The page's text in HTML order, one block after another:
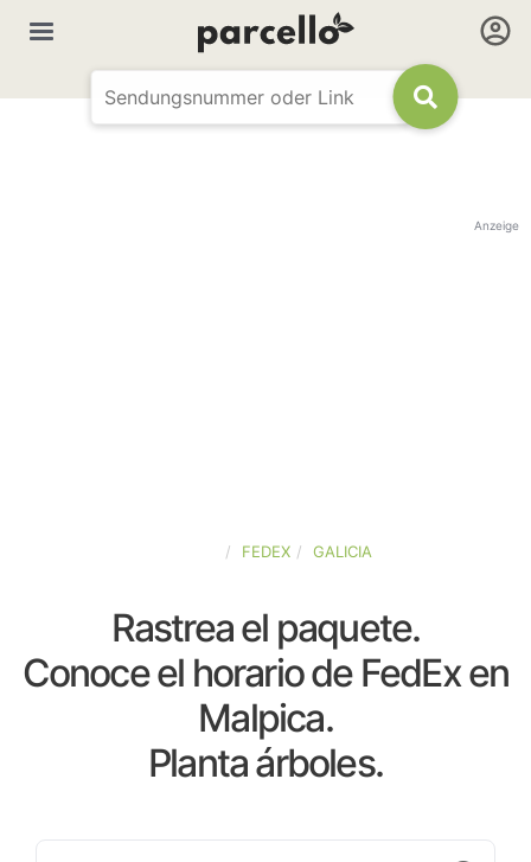
Anzeige
FEDEX GALICIA
Rastrea el paquete.
Conoce el horario de FedEx en
Malpica.
Planta árboles.